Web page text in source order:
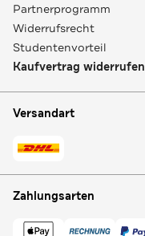
Partnerprogramm
Widerrufsrecht
Studentenvorteil
Kaufvertrag widerrufen
Versandart
Zahlungsarten